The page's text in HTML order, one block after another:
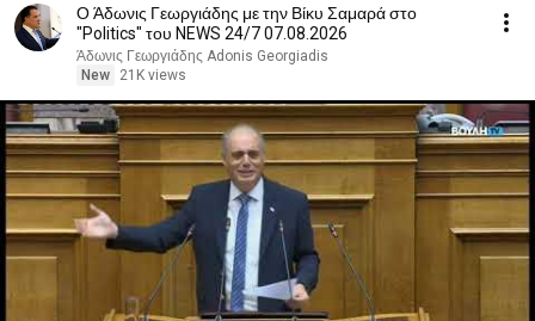
Ο Άδωνις Γεωργιάδης με την Βίκυ Σαμαρά στο
"Politics" του NEWS 24/7 07.08.2026
Άδωνις Γεωργιάδης Adonis Georgiadis
New
21K views